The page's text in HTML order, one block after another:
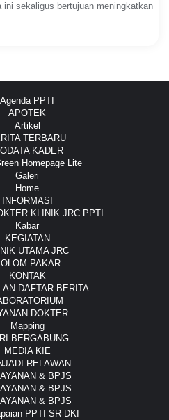
ini sekaligus bertujuan meningkatkan
Agenda PPTI
APOTEK
Artikel
TERBARU
KADER
Homepage Lite
Galeri
Home
INFORMASI
KLINIK JRC PPTI
Kabar
KEGIATAN
UTAMA JRC
PAKAR
KONTAK
DAFTAR BERITA
DOKTER
Mapping
BERGABUNG
MEDIA KIE
RELAWAN
& BPJS
& BPJS
& BPJS
PPTI SR DKI